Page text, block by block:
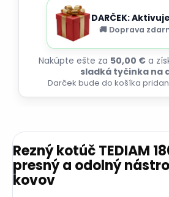
DARČEK:
🚚 Doprava
Nakúpte ešte za 50,00 €a
sladká tyčinka na
Darček bude do košíka
Rezný kotúč TEDIAM
presný a odolný
kovov